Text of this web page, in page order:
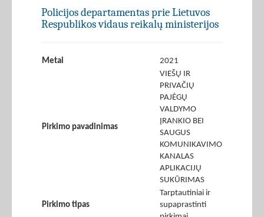
Policijos departamentas prie Lietuvos
Respublikos vidaus reikalų ministerijos
Metai 2021
Pirkimo pavadinimas
VIEŠŲ IR
PRIVAČIŲ
PAJĖGŲ
VALDYMO
ĮRANKIO BEI
SAUGUS
KOMUNIKAVIMO
KANALAS
APLIKACIJŲ
SUKŪRIMAS
Pirkimo tipas
Tarptautiniai ir
supaprastinti